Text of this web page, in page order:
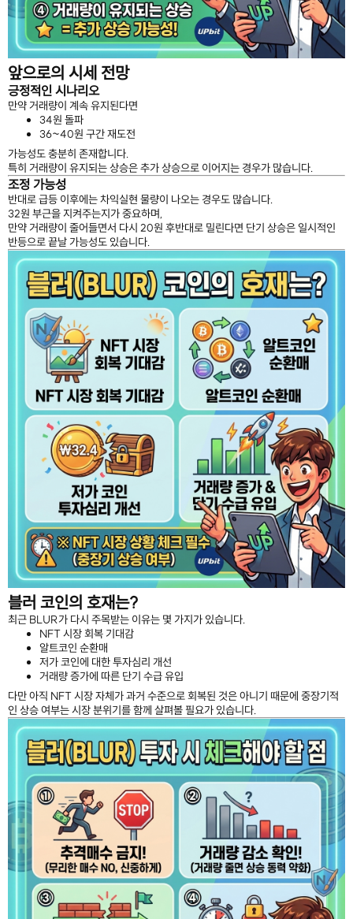
앞으로의 시세 전망
긍정적인 시나리오
만약 거래량이 계속 유지된다면
34원 돌파
36~40원 구간 재도전
가능성도 충분히 존재합니다.
특히 거래량이 유지되는 상승은 추가 상승으로 이어지는 경우가 많습니다.
조정 가능성
반대로 급등 이후에는 차익실현 물량이 나오는 경우도 많습니다.
32원 부근을 지켜주는지가 중요하며,
만약 거래량이 줄어들면서 다시 20원 후반대로 밀린다면 단기 상승은 일시적인
반등으로 끝날 가능성도 있습니다.
블러 코인의 호재는?
최근 BLUR가 다시 주목받는 이유는 몇 가지가 있습니다.
NFT 시장 회복 기대감
알트코인 순환매
저가 코인에 대한 투자심리 개선
거래량 증가에 따른 단기 수급 유입
다만 아직 NFT 시장 자체가 과거 수준으로 회복된 것은 아니기 때문에 중장기적
인 상승 여부는 시장 분위기를 함께 살펴볼 필요가 있습니다.